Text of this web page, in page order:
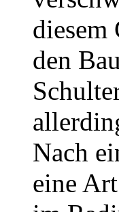
diesem
den
Nach
eine